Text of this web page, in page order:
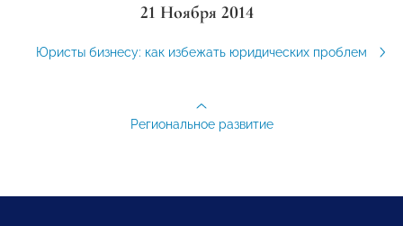
21 Ноября 2014
Юристы бизнесу: как избежать юридических проблем
Региональное развитие